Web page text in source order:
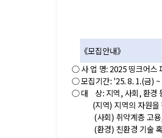
《모집안내》
○ 사 업 명: 2025 띵크어스
○ 모집기간: '25. 8. 1.(금)
○ 대 상: 지역, 사회, 환경
(지역) 지역의 자원을 활
(사회) 취약계층 고용,
(환경) 친환경 기술 혹은